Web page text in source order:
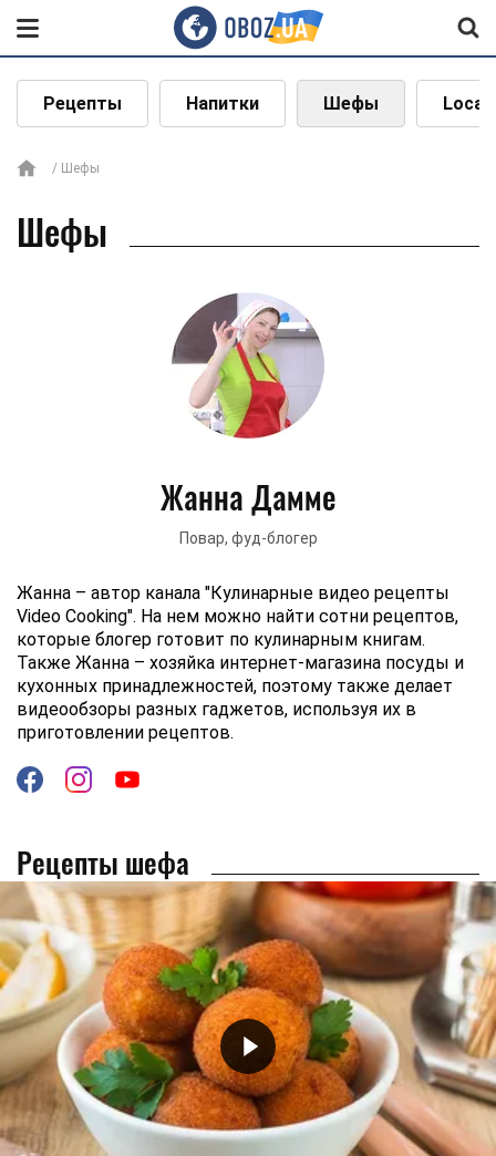
Рецепты Напитки Шефы Local
Шефы
Шефы
Жанна Дамме
Повар, фуд-блогер
Жанна – автор канала "Кулинарные видео рецепты
Video Cooking". На нем можно найти сотни рецептов,
которые блогер готовит по кулинарным книгам.
Также Жанна – хозяйка интернет-магазина посуды и
кухонных принадлежностей, поэтому также делает
видеообзоры разных гаджетов, используя их в
приготовлении рецептов.
Рецепты шефа